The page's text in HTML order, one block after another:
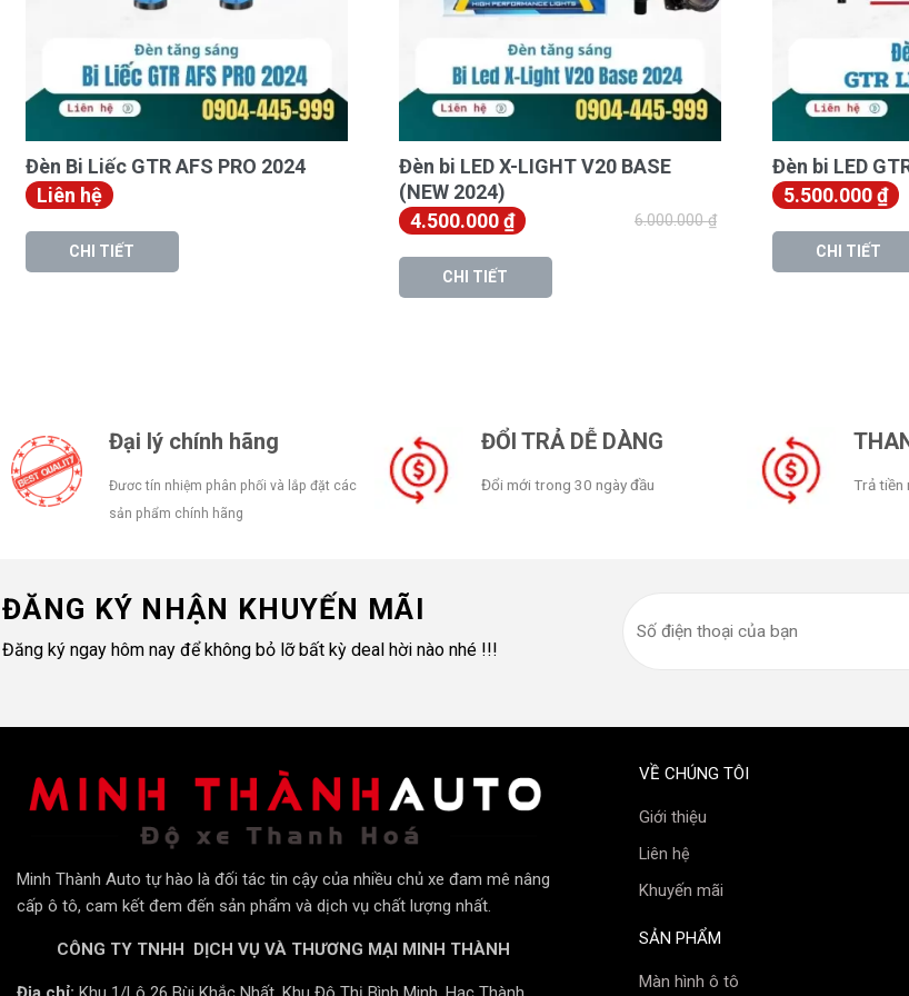
GTR Premium Ultra sở hữu cấu hình ánh sáng mạnh mẽ với 9 nhân LED ở chóa phản xạ chính và 1 nhân
Đèn Bi Liếc GTR AFS PRO 2024
Liên hệ
CHI TIẾT
Đèn bi LED X-LIGHT V20 BASE
(NEW 2024)
4.500.000₫ 6.000.000₫
CHI TIẾT
Đèn bi LED
5.500.000₫
CHI TIẾT
Đại lý chính hãng
Đươc tín nhiệm phân phối và lắp đặt các
sản phẩm chính hãng
ĐỔI TRẢ DỄ DÀNG
Đổi mới trong 30 ngày đầu Trả tiền
ĐĂNG KÝ NHẬN KHUYẾN MÃI
Đăng ký ngay hôm nay để không bỏ lỡ bất kỳ deal hời nào nhé !!!
Minh Thành Auto tự hào là đối tác tin cậy của nhiều chủ xe đam mê nâng
cấp ô tô, cam kết đem đến sản phẩm và dịch vụ chất lượng nhất.
CÔNG TY TNHH DỊCH VỤ VÀ THƯƠNG MẠI MINH THÀNH
VỀ CHÚNG TÔI
Giới thiệu
Liên hệ
Khuyến mãi
SẢN PHẨM
Màn hình ô tô